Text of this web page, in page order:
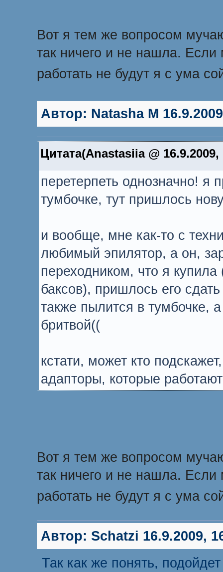
Вот я тем же вопросом
так ничего и не нашла.
работать не будут я с ума
Автор: Natasha M
Цитата(Anastasiia @
перетерпеть однозначно! я
тумбочке, тут пришлось
и вообще, мне как-то с
любимый эпилятор, а он,
переходником, что я
баксов), пришлось его
также пылится в тумбочке,
бритвой((
кстати, может кто
адапторы, которые
Вот я тем же вопросом
так ничего и не нашла.
работать не будут я с ума
Автор: Schatzi 16.9.2009,
Так как же понять,